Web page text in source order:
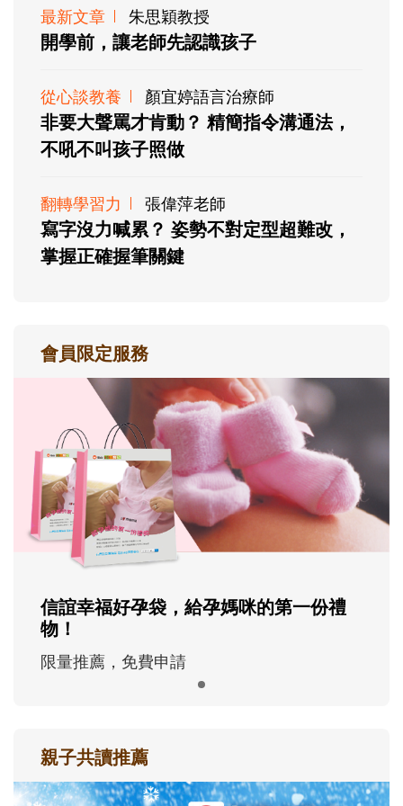
最新文章 朱思穎教授
開學前，讓老師先認識孩子
從心談教養 顏宜婷語言治療師
非要大聲罵才肯動？ 精簡指令溝通法，
不吼不叫孩子照做
翻轉學習力 張偉萍老師
寫字沒力喊累？ 姿勢不對定型超難改，
掌握正確握筆關鍵
會員限定服務
信誼幸福好孕袋，給孕媽咪的第一份禮
物！
限量推薦，免費申請
親子共讀推薦